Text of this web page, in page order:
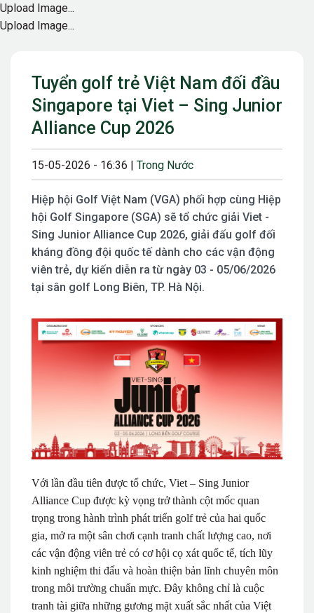
Tuyển golf trẻ Việt Nam đối đầu
Singapore tại Viet – Sing Junior
Alliance Cup 2026
15-05-2026 - 16:36 | Trong Nước
Hiệp hội Golf Việt Nam (VGA) phối hợp cùng Hiệp
hội Golf Singapore (SGA) sẽ tổ chức giải Viet -
Sing Junior Alliance Cup 2026, giải đấu golf đối
kháng đồng đội quốc tế dành cho các vận động
viên trẻ, dự kiến diễn ra từ ngày 03 - 05/06/2026
tại sân golf Long Biên, TP. Hà Nội.
Với lần đầu tiên được tổ chức, Viet – Sing Junior
Alliance Cup được kỳ vọng trở thành cột mốc quan
trọng trong hành trình phát triển golf trẻ của hai quốc
gia, mở ra một sân chơi cạnh tranh chất lượng cao, nơi
các vận động viên trẻ có cơ hội cọ xát quốc tế, tích lũy
kinh nghiệm thi đấu và hoàn thiện bản lĩnh chuyên môn
trong môi trường chuẩn mực. Đây không chỉ là cuộc
tranh tài giữa những gương mặt xuất sắc nhất của Việt
Upload Image...
Upload Image...